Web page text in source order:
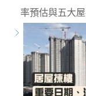
率預估與五大